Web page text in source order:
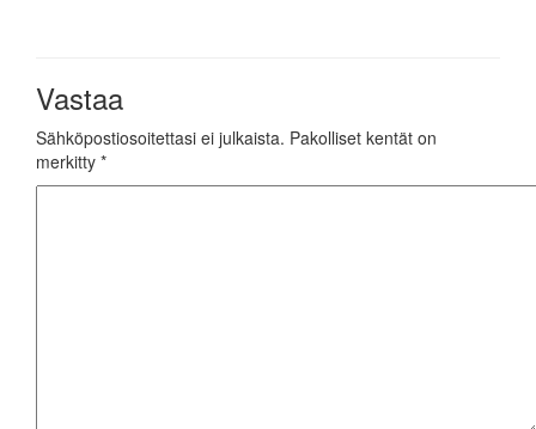
Vastaa
Sähköpostiosoitettasi ei julkaista. Pakolliset kentät on
merkitty *